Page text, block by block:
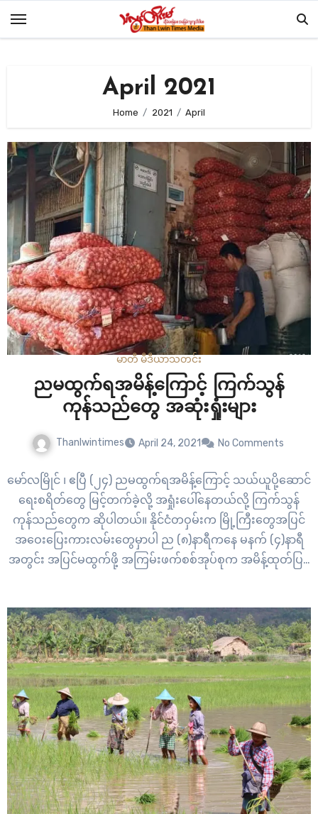
April 2021
Home 2021 April
မာတီ မီဒီယာသတင်း
ညမထွက်ရအမိန့်ကြောင့် ကြက်သွန်
ကုန်သည်တွေ အဆုံးရှုံးများ
Thanlwintimes April 24, 2021 No Comments
မော်လမြိုင် ၊ ဧပြီ (၂၄) ညမထွက်ရအမိန့်ကြောင့် သယ်ယူပို့ဆောင်
ရေးစရိတ်တွေ မြင့်တက်ခဲ့လို့ အရှုံးပေါ်နေတယ်လို့ ကြက်သွန်
ကုန်သည်တွေက ဆိုပါတယ်။ နိုင်ငံတဝှမ်းက မြို့ကြီးတွေအပြင်
အဝေးပြေးကားလမ်းတွေမှာပါ ည (၈)နာရီကနေ မနက် (၄)နာရီ
အတွင်း အပြင်မထွက်ဖို့ အကြမ်းဖက်စစ်အုပ်စုက အမိန့်ထုတ်ပြန်
ရှင်တွေက အရှုံးပေါ်နေပါတယ်။ “အရင်ကဆို ခရီးက…